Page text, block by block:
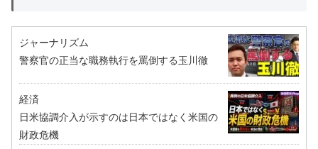
ジャーナリズム
警察官の正当な職務執行を罵倒する玉川徹
経済
日米協調介入が示すのは日本ではなく米国の
財政危機